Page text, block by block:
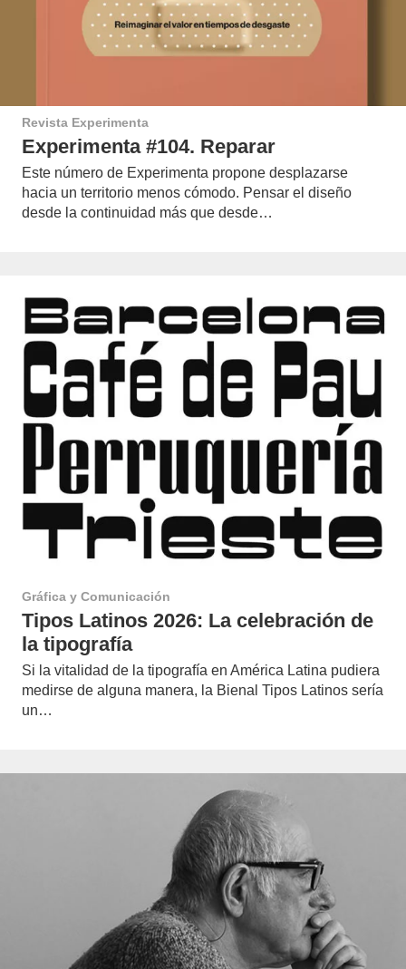
Revista Experimenta
Experimenta #104. Reparar
Este número de Experimenta propone desplazarse
hacia un territorio menos cómodo. Pensar el diseño
desde la continuidad más que desde…
Gráfica y Comunicación
Tipos Latinos 2026: La celebración de
la tipografía
Si la vitalidad de la tipografía en América Latina pudiera
medirse de alguna manera, la Bienal Tipos Latinos sería
un…